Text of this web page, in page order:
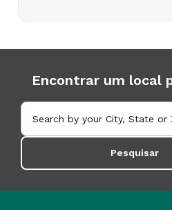
Encontrar um local
Pesquisar